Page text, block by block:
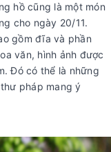
hồ cũng là một món
cho ngày 20/11.
gồm đĩa và phần
văn, hình ảnh được
Đó có thể là những
pháp mang ý